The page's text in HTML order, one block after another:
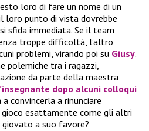
loro di fare un nome di un
loro punto di vista dovrebbe
sfida immediata. Se il team
troppe difficoltà, l’altro
problemi, virando poi su Giusy.
polemiche tra i ragazzi,
da parte della maestra
dopo alcuni colloqui
a convincerla a rinunciare
esattamente come gli altri
a suo favore?